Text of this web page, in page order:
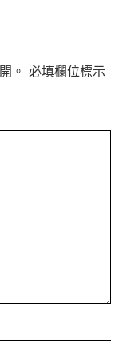
。 必填欄位標示